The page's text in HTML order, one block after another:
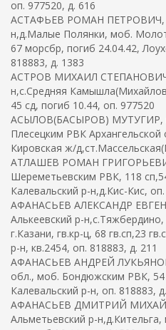
оп. 977520, д. 616
АСТАФЬЕВ РОМАН ПЕТРОВИЧ,
н,д.Малые Полянки, моб.
67 морсбр, погиб 24.04.42,
818883, д. 1383
АСТРОВ МИХАИЛ СТЕПАНОВИЧ,
н,с.Средняя
45 сд, погиб 10.44, оп. 977520
АСЫЛОВ(БАСЫРОВ) МУТУГИР,
Плесецким РВК Архангельской
Кировская ж/
АТЛАШЕВ РОМАН
Шереметьевским РВК, 118
Калевальский р-н,д.Кис-Кис,
АФАНАСЬЕВ АЛЕКСАНДР
Алькеевский р-
г.Казани, гв.кр-ц, 68 гв.сп,23
р-н, кв.2454, оп. 818883, д. 211
АФАНАСЬЕВ АНДРЕЙ
обл., моб. Бондюжским РВК, 54
Калевальский р-н, оп. 818883,
АФАНАСЬЕВ ДМИТРИЙ
Альметьевский р-